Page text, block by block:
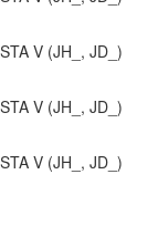
JD_)
JD_)
JD_)